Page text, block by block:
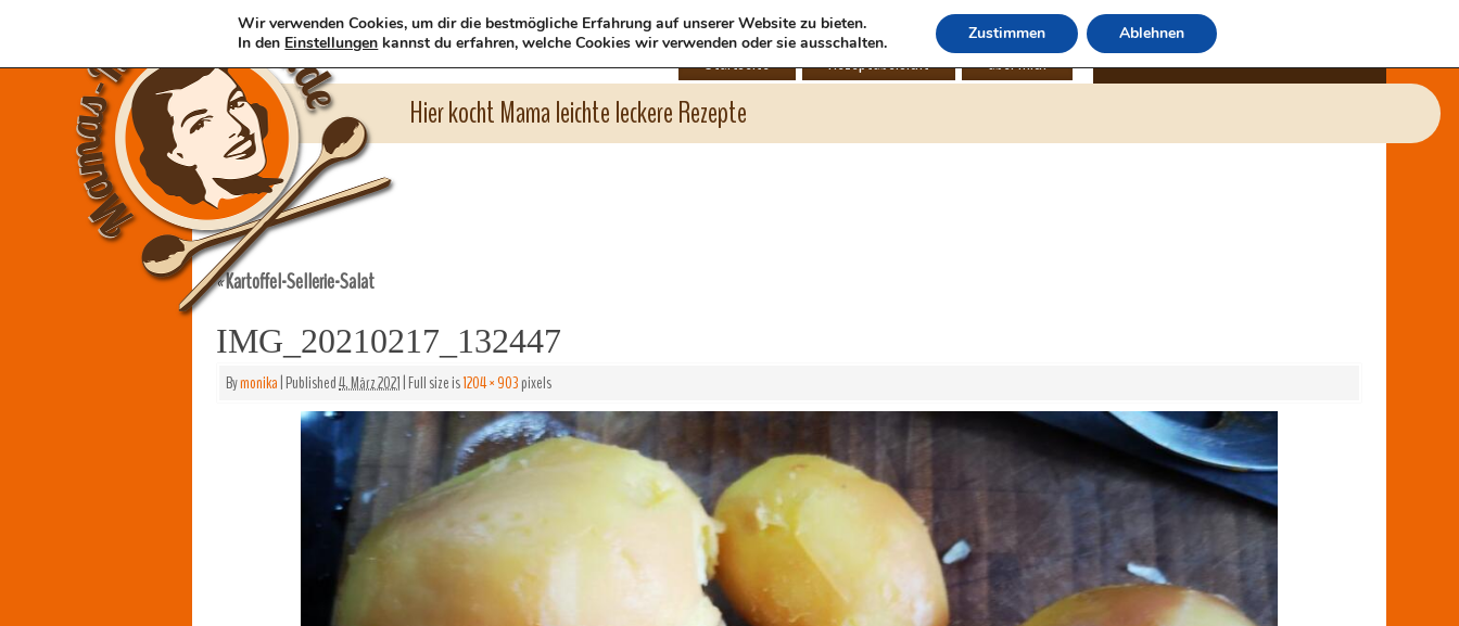
Hier kocht Mama leichte leckere Rezepte
Startseite Rezeptübersicht über mich
«Kartoffel-Sellerie-Salat
IMG_20210217_132447
Bymonika|Published4. März 2021|Full size is1204 × 903pixels
Wir verwenden Cookies, um dir die bestmögliche Erfahrung auf unserer Website zu bieten.
In den Einstellungen kannst du erfahren, welche Cookies wir verwenden oder sie ausschalten. Zustimmen Ablehnen